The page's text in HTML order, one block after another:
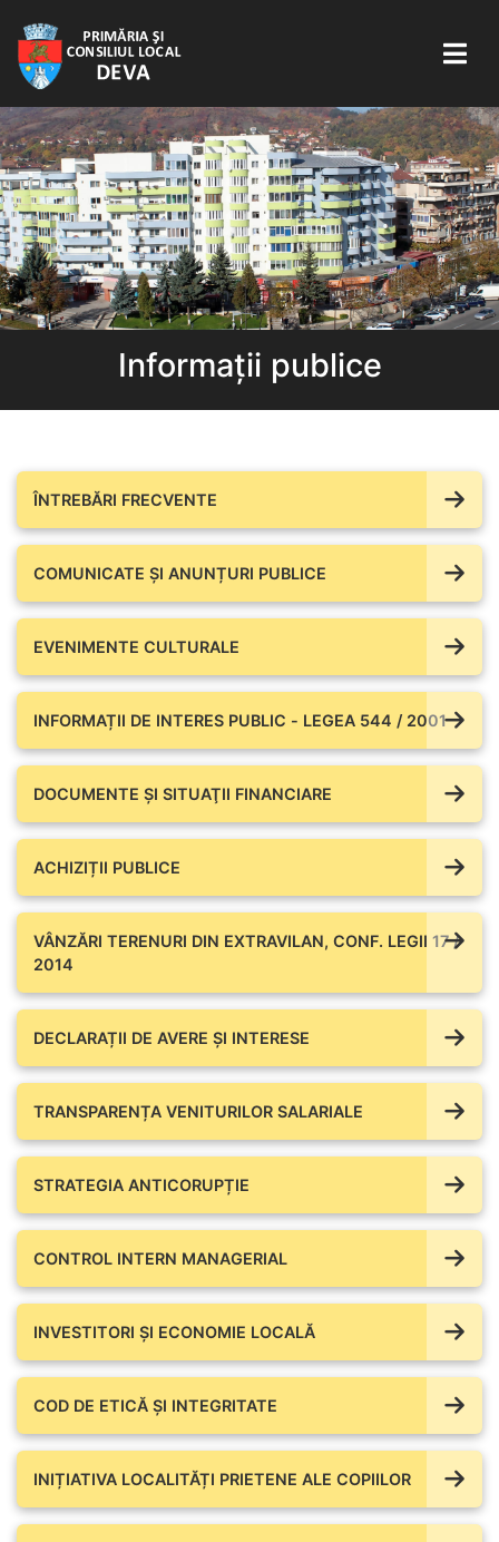
Informații publice
ÎNTREBĂRI FRECVENTE
COMUNICATE ŞI ANUNȚURI PUBLICE
EVENIMENTE CULTURALE
INFORMAȚII DE INTERES PUBLIC - LEGEA 544 / 2001
DOCUMENTE ŞI SITUAŢII FINANCIARE
ACHIZIȚII PUBLICE
VÂNZĂRI TERENURI DIN EXTRAVILAN, CONF. LEGII 17 /
2014
DECLARAȚII DE AVERE ŞI INTERESE
TRANSPARENȚA VENITURILOR SALARIALE
STRATEGIA ANTICORUPȚIE
CONTROL INTERN MANAGERIAL
INVESTITORI ȘI ECONOMIE LOCALĂ
COD DE ETICĂ ȘI INTEGRITATE
INIȚIATIVA LOCALITĂȚI PRIETENE ALE COPIILOR